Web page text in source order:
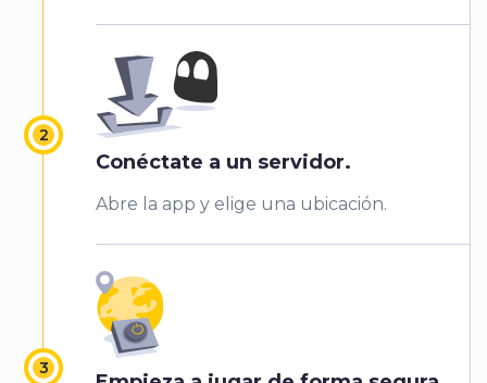
Conéctate a un servidor.
Abre la app y elige una ubicación.